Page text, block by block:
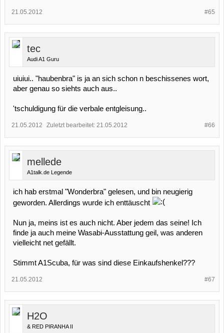
#65
21.05.2012
tec
Audi A1 Guru
uiuiui.. "haubenbra" is ja an sich schon n beschissenes wort,
aber genau so siehts auch aus..
'tschuldigung für die verbale entgleisung..
#66
21.05.2012 Zuletzt bearbeitet: 21.05.2012
mellede
A1talk.de Legende
ich hab erstmal "Wonderbra" gelesen, und bin neugierig
geworden. Allerdings wurde ich enttäuscht
Nun ja, meins ist es auch nicht. Aber jedem das seine! Ich
finde ja auch meine Wasabi-Ausstattung geil, was anderen
vielleicht net gefällt.
Stimmt A1Scuba, für was sind diese Einkaufshenkel???
#67
21.05.2012
H2O
& RED PIRANHA II